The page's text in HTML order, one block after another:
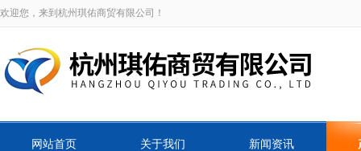
欢迎您，来到杭州琪佑商贸有限公司！
网站首页 关于我们 新闻资讯